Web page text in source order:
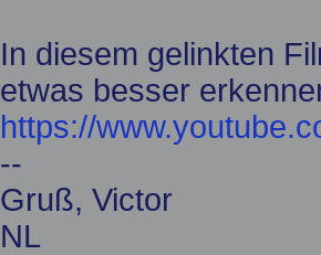
In diesem gelinkten
etwas besser
https://
--
Gruß, Victor
NL